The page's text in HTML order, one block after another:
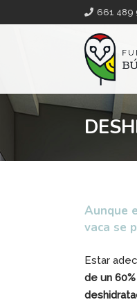
661 489
Aunque
vaca se
Estar
de un 60%